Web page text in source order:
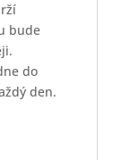
bude
do
den.